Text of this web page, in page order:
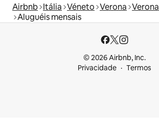
Airbnb Itália Véneto Verona Verona
Aluguéis mensais
© 2026 Airbnb, Inc.
Privacidade
Termos